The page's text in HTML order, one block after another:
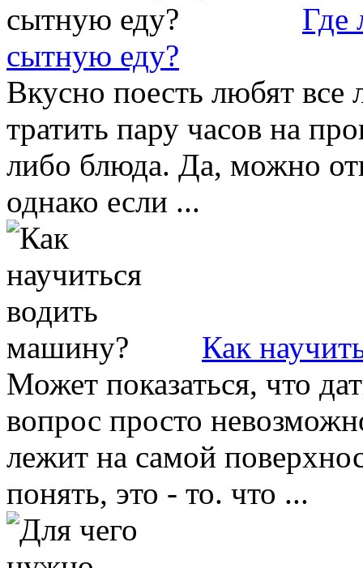
Где
сытную еду?
Вкусно поесть любят
тратить пару часов на
либо блюда. Да, можно
однако если ...
Как
Может показаться, что
вопрос просто
лежит на самой
понять, это - то. что ...